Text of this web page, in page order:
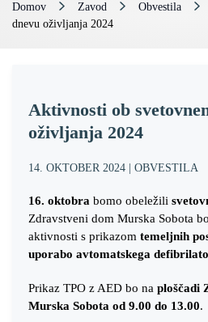
Domov Zavod Obvestila
dnevu oživljanja 2024
Aktivnosti ob
oživljanja 2024
14. OKTOBER 2024 OBVESTILA
16. oktobra bomo obeležili
Zdravstveni dom Murska Sobota
aktivnosti s prikazom temeljnih
uporabo avtomatskega
Prikaz TPO z AED bo na ploščadi
Murska Sobota od 9.00 do 13.00.